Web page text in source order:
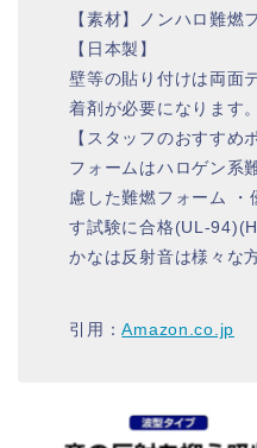
【素材】ノンハロ難燃
【日本製】
壁等の貼り付けは両面
着剤が必要になります。
【スタッフのおすすめ
フォームはハロゲン系
慮した難燃フォーム ・
す試験に合格(UL-
かなは反射音は様々な
引用：Amazon.co.jp